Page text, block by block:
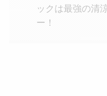
ックは最強の清
ー！